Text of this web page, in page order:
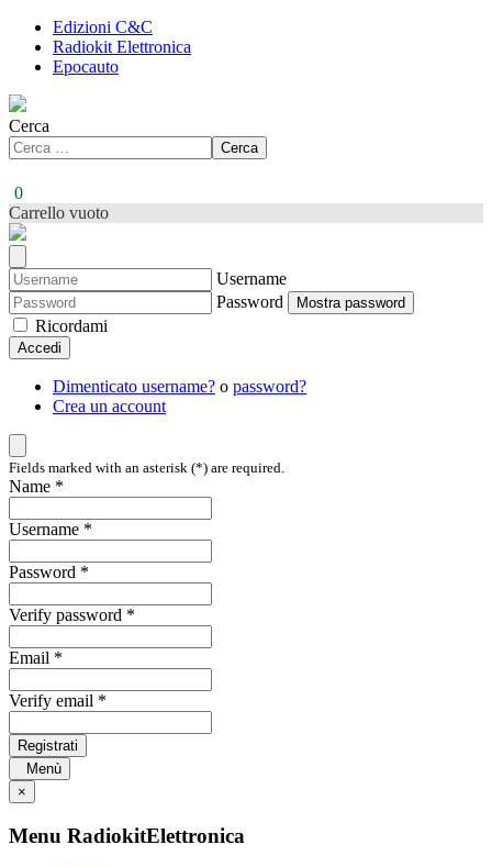
Edizioni C&C
Radiokit Elettronica
Epocauto
Cerca
Cerca
0
Carrello vuoto
Username
Password
Mostra password
Ricordami
Accedi
Dimenticato username? o password?
Crea un account
Fields marked with an asterisk (*) are required.
Name *
Username *
Password *
Verify password *
Email *
Verify email *
Registrati
Menù
×
Menu RadiokitElettronica